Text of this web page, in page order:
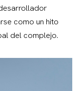
como un hito
del complejo.